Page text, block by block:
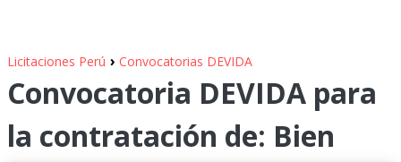
Licitaciones Perú › Convocatorias DEVIDA
Convocatoria DEVIDA para
la contratación de: Bien